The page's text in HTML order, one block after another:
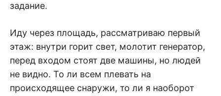
задание.
Иду через площадь, рассматриваю первый
этаж: внутри горит свет, молотит генератор,
перед входом стоят две машины, но людей
не видно. То ли всем плевать на
происходящее снаружи, то ли я наоборот